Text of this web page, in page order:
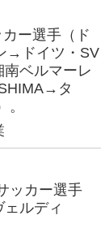
ー選手（ド
→ドイツ・SV
ベルマーレ
タ
ッカー選手
ルディ